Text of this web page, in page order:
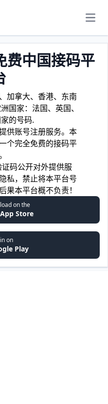
中国接码平
加拿大、香港、东南
国家：法国、英国、
的号码.
供账号注册服务。本
个完全免费的接码平
码公开对外提供服
私，禁止将本平台号
果本平台概不负责！
on the
Store
on
Play